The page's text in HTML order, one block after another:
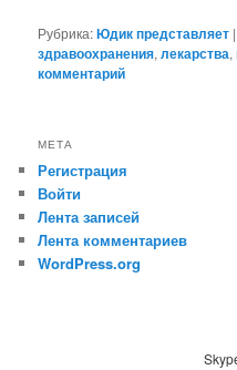
Рубрика:Юдик представляет |
здравоохранения,лекарства,
комментарий
МЕТА
Регистрация
Войти
Лента записей
Лента комментариев
WordPress.org